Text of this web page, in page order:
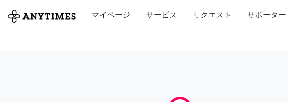
マイページ サービス リクエスト サポーター
全て 修理・組立 家事 引っ越し インテリア